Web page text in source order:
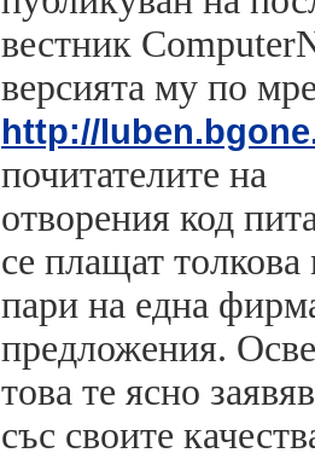
вестник
версията му по
http://
почитателите на
отворения код
се плащат толкова
пари на една
предложения.
това те ясно
със своите